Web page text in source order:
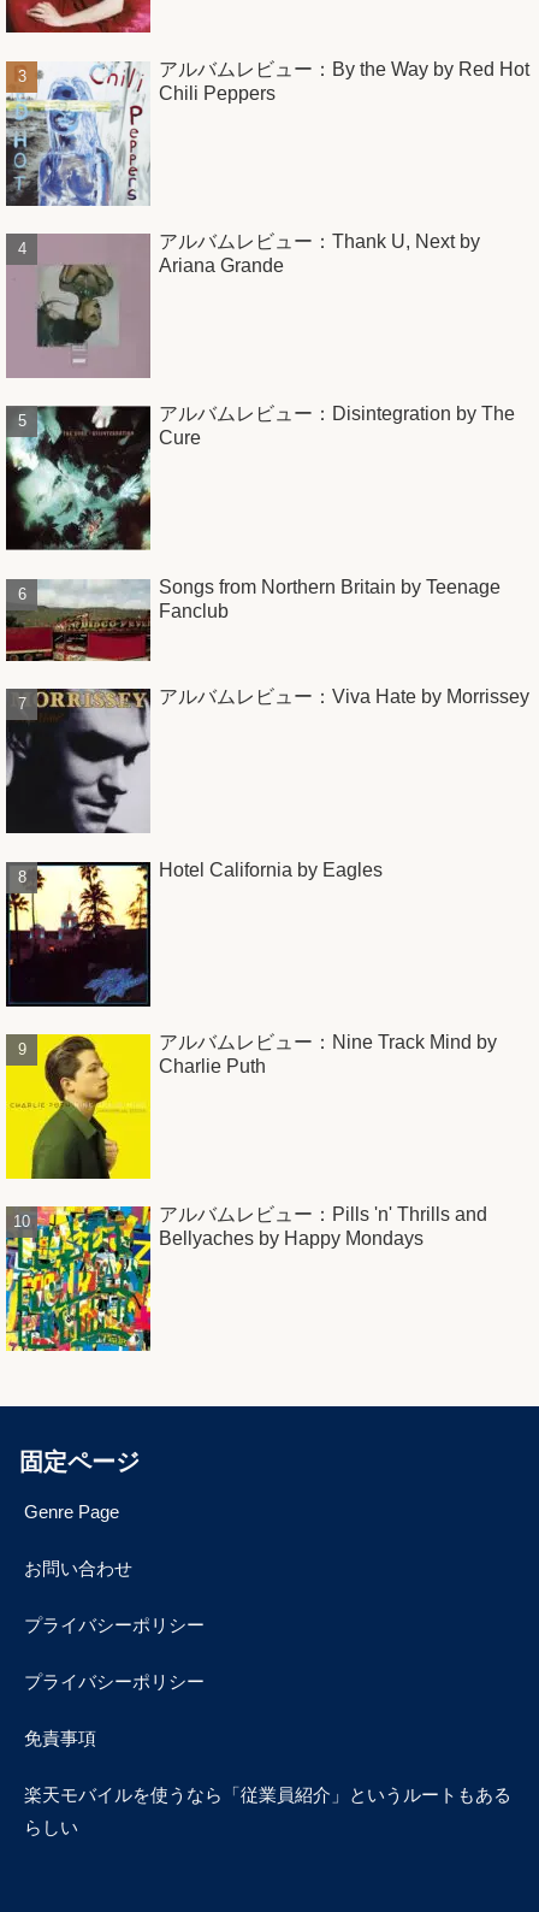
アルバムレビュー：By the Way by Red Hot
Chili Peppers
アルバムレビュー：Thank U, Next by
Ariana Grande
アルバムレビュー：Disintegration by The
Cure
Songs from Northern Britain by Teenage
Fanclub
アルバムレビュー：Viva Hate by Morrissey
Hotel California by Eagles
アルバムレビュー：Nine Track Mind by
Charlie Puth
アルバムレビュー：Pills 'n' Thrills and
Bellyaches by Happy Mondays
固定ページ
Genre Page
お問い合わせ
プライバシーポリシー
プライバシーポリシー
免責事項
楽天モバイルを使うなら「従業員紹介」というルートもある
らしい